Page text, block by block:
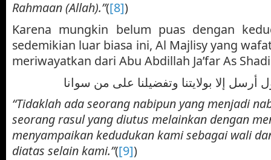
Rahmaan (Allah).”([8])
Karena mungkin belum puas dengan
sedemikian luar biasa ini, Al Majlisy yang
meriwayatkan dari Abu Abdillah Ja’far As
إلا بولايتنا وتفضيلنا على من سوانا
“Tidaklah ada seorang nabipun yang menjadi
seorang rasul yang diutus melainkan dengan
menyampaikan kedudukan kami sebagai wali
diatas selain kami.”([9])